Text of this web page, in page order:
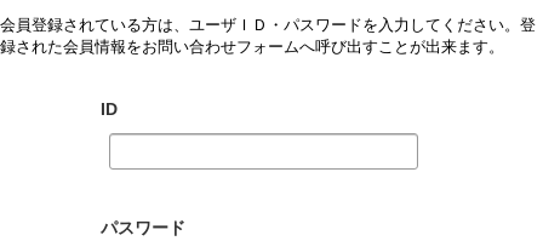
会員登録されている方は、ユーザＩＤ・パスワードを入力してください。登
録された会員情報をお問い合わせフォームへ呼び出すことが出来ます。
ID
パスワード